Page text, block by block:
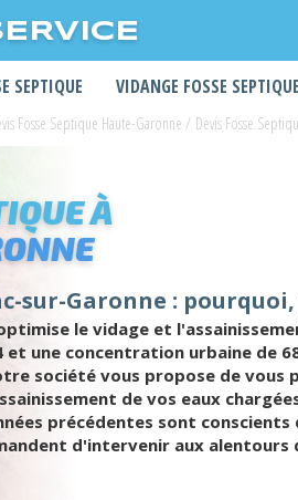
SEPTIQUE VIDANGE FOSSE SEPTIQUE
Fosse Septique Haute-Garonne / Devis Fosse
À
sur-Garonne :
le vidage et
et une concentration urbaine
société vous propose de
de vos eaux
précédentes sont
d'intervenir aux alentours